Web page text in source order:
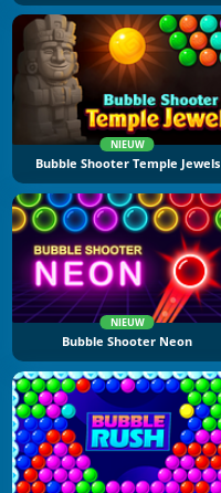
NIEUW
Bubble Shooter Temple Jewels
NIEUW
Bubble Shooter Neon